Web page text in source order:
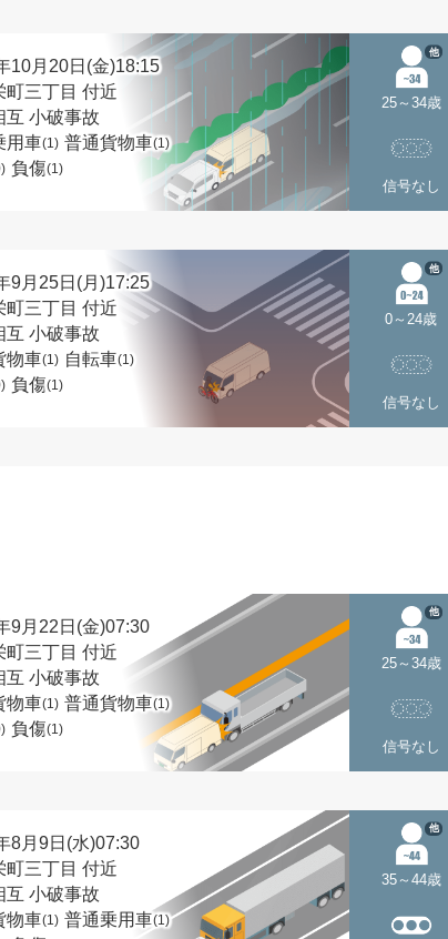
10月20日(金)18:15
町三丁目 付近
互 小破事故
用車(1) 普通貨物車(1)
負傷(1)
25～34歳
他
信号なし
9月25日(月)17:25
町三丁目 付近
互 小破事故
物車(1) 自転車(1)
負傷(1)
0～24歳
他
信号なし
9月22日(金)07:30
町三丁目 付近
互 小破事故
物車(1) 普通貨物車(1)
負傷(1)
25～34歳
他
信号なし
8月9日(水)07:30
町三丁目 付近
互 小破事故
物車(1) 普通乗用車(1)
35～44歳
他